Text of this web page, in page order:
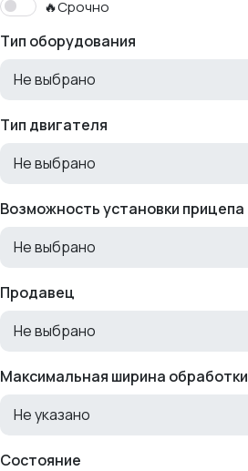
🔥Срочно
Тип оборудования
Не выбрано
Тип двигателя
Не выбрано
Возможность установки прицепа
Не выбрано
Продавец
Не выбрано
Максимальная ширина обработки
Не указано
Состояние